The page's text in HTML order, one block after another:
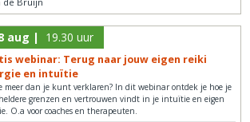
aug | 19.30 uur
webinar: Terug naar jouw eigen reiki
en intuïtie
meer dan je kunt verklaren? In dit webinar ontdek je hoe je
grenzen en vertrouwen vindt in je intuïtie en eigen
O.a voor coaches en therapeuten.